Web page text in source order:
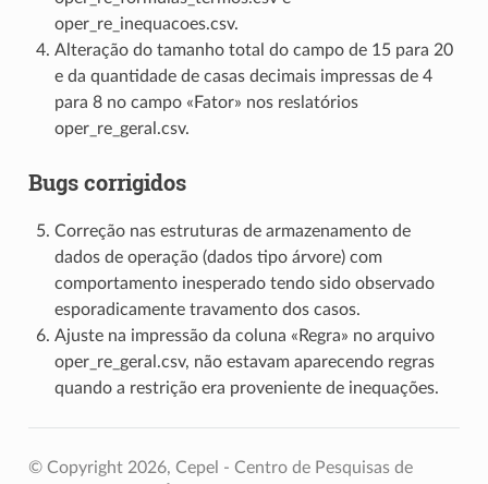
oper_re_inequacoes.csv.
Alteração do tamanho total do campo de 15 para 20
e da quantidade de casas decimais impressas de 4
para 8 no campo «Fator» nos reslatórios
oper_re_geral.csv.
Bugs corrigidos
Correção nas estruturas de armazenamento de
dados de operação (dados tipo árvore) com
comportamento inesperado tendo sido observado
esporadicamente travamento dos casos.
Ajuste na impressão da coluna «Regra» no arquivo
oper_re_geral.csv, não estavam aparecendo regras
quando a restrição era proveniente de inequações.
© Copyright 2026, Cepel - Centro de Pesquisas de